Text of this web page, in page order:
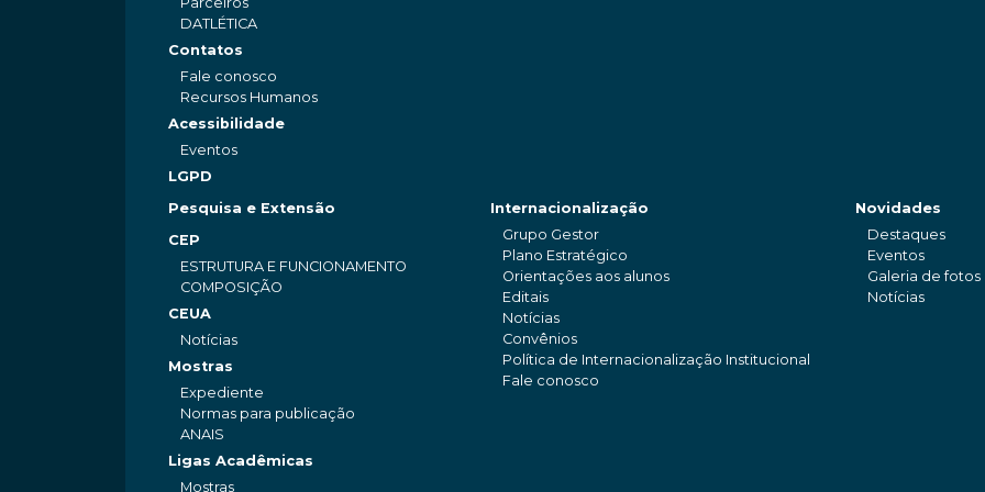
DATLÉTICA
Contatos
Fale conosco
Recursos Humanos
Acessibilidade
Eventos
LGPD
Pesquisa e Extensão
CEP
ESTRUTURA E FUNCIONAMENTO
COMPOSIÇÃO
CEUA
Notícias
Mostras
Expediente
Normas para publicação
ANAIS
Ligas Acadêmicas
Mostras
Internacionalização
Grupo Gestor
Plano Estratégico
Orientações aos alunos
Editais
Notícias
Convênios
Política de Internacionalização Institucional
Fale conosco
Novidades
Destaques
Eventos
Galeria de fotos
Notícias